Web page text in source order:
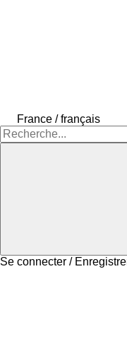
France / français
Se connecter /